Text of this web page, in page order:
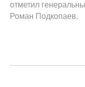
отметил
Роман Подкопаев.